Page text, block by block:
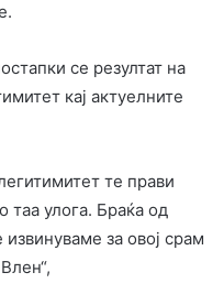
се резултат на
кај актуелните
те прави
таа улога. Браќа од
за овој срам